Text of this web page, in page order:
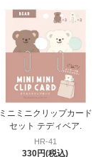
ミニミニクリップカード
セット テディベア.
HR-41
330円(税込)